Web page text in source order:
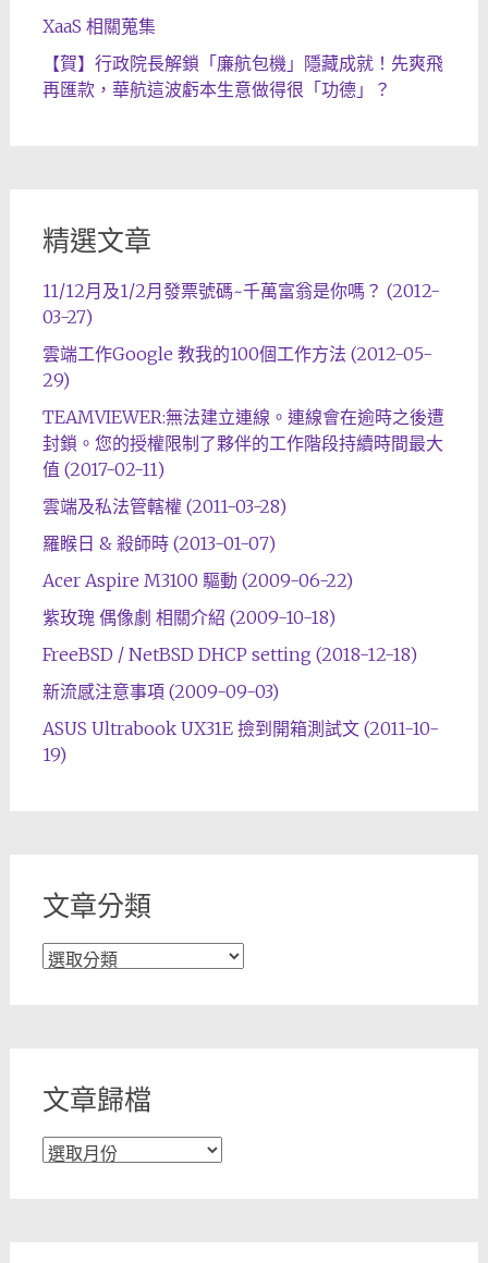
XaaS 相關蒐集
【賀】行政院長解鎖「廉航包機」隱藏成就！先爽飛
再匯款，華航這波虧本生意做得很「功德」？
精選文章
11/12月及1/2月發票號碼~千萬富翁是你嗎？ (2012-
03-27)
雲端工作Google 教我的100個工作方法 (2012-05-
29)
TEAMVIEWER:無法建立連線。連線會在逾時之後遭
封鎖。您的授權限制了夥伴的工作階段持續時間最大
值 (2017-02-11)
雲端及私法管轄權 (2011-03-28)
羅睺日 & 殺師時 (2013-01-07)
Acer Aspire M3100 驅動 (2009-06-22)
紫玫瑰 偶像劇 相關介紹 (2009-10-18)
FreeBSD / NetBSD DHCP setting (2018-12-18)
新流感注意事項 (2009-09-03)
ASUS Ultrabook UX31E 撿到開箱測試文 (2011-10-
19)
文章分類
文
文章歸檔
文